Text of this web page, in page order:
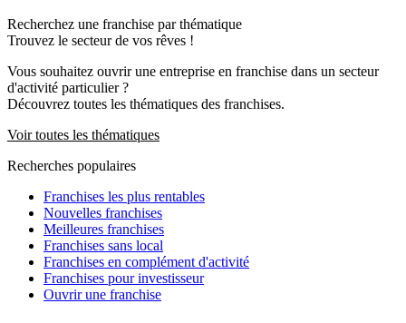
Recherchez une franchise par thématique
Trouvez le secteur de vos rêves !
Vous souhaitez ouvrir une entreprise en franchise dans un secteur
d'activité particulier ?
Découvrez toutes les thématiques des franchises.
Voir toutes les thématiques
Recherches populaires
Franchises les plus rentables
Nouvelles franchises
Meilleures franchises
Franchises sans local
Franchises en complément d'activité
Franchises pour investisseur
Ouvrir une franchise